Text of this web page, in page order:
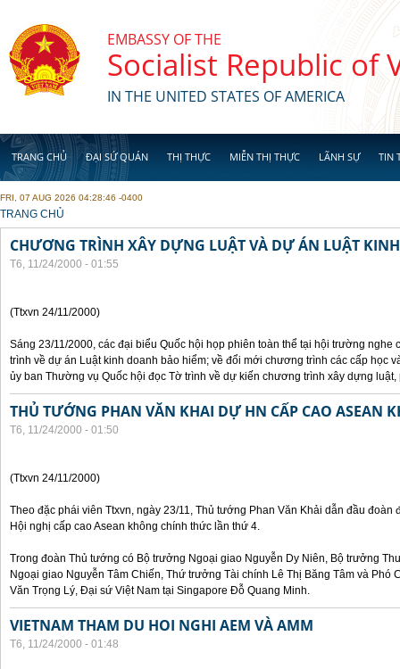
EMBASSY OF THE
Socialist Republic of
IN THE UNITED STATES OF AMERICA
TRANG CHỦ ĐẠI SỨ QUÁN THỊ THỰC MIỄN THỊ THỰC LÃNH SỰ TIN
FRI, 07 AUG 2026 04:28:46 -0400
YOU ARE HERE
TRANG CHỦ
CHƯƠNG TRÌNH XÂY DỰNG LUẬT VÀ DỰ ÁN LUẬT
T6, 11/24/2000 - 01:55
(Ttxvn 24/11/2000)
Sáng 23/11/2000, các đại biểu Quốc hội họp phiên toàn thể tại hội trường nghe
trình về dự án Luật kinh doanh bảo hiểm; về đổi mới chương trình các cấp học
ủy ban Thường vụ Quốc hội đọc Tờ trình về dự kiến chương trình xây dựng
THỦ TƯỚNG PHAN VĂN KHAI DỰ HN CẤP CAO ASEAN
T6, 11/24/2000 - 01:50
(Ttxvn 24/11/2000)
Theo đặc phái viên Ttxvn, ngày 23/11, Thủ tướng Phan Văn Khải dẫn đầu
Hội nghị cấp cao Asean không chính thức lần thứ 4.
Trong đoàn Thủ tướng có Bộ trưởng Ngoại giao Nguyễn Dy Niên, Bộ trưởng
Ngoại giao Nguyễn Tâm Chiến, Thứ trưởng Tài chính Lê Thị Băng Tâm và Phó
Văn Trọng Lý, Đại sứ Việt Nam tại Singapore Đỗ Quang Minh.
VIETNAM THAM DU HOI NGHI AEM VÀ AMM
T6, 11/24/2000 - 01:48